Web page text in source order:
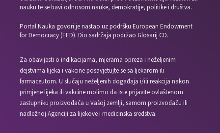
nauku te se bavi odnosom nauke, demokratije, politike i društva.
Portal Nauka govori je nastao uz podršku European Endowment
for Democracy (EED). Dio sadržaja podržao Glosarij CD.
Za obavijesti o indikacijama, mjerama opreza i neželjenim
dejstvima lijeka i vakcine posavjetujte se sa ljekarom ili
farmaceutom. U slučaju neželjenih događaja i/ili reakcija nakon
primjene lijeka ili vakcine molimo da iste prijavite ovlaštenom
zastupniku proizvođača u Vašoj zemlji, samom proizvođaču ili
nadležnoj Agenciji za lijekove i medicinska sredstva.